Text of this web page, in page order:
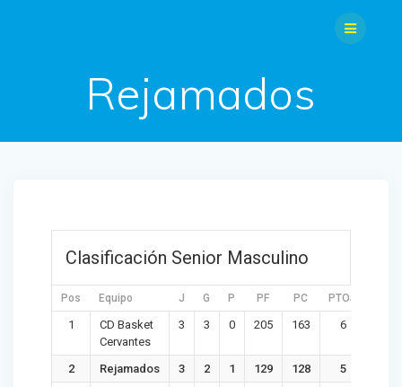
Rejamados
Clasificación Senior Masculino
Pos Equipo J G P PF PC PTOS
1
CD Basket
Cervantes
3 3 0 205 163 6
2 Rejamados 3 2 1 129 128 5